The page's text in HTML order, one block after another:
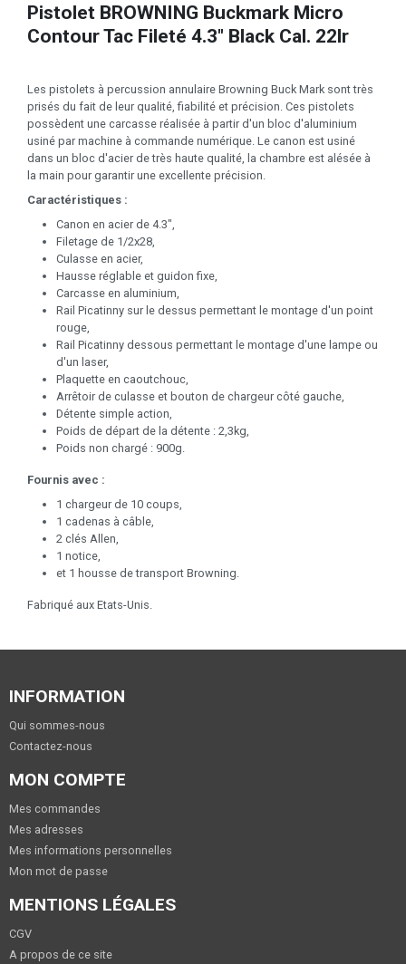
Pistolet BROWNING Buckmark Micro
Contour Tac Fileté 4.3" Black Cal. 22lr
Les pistolets à percussion annulaire Browning Buck Mark sont très
prisés du fait de leur qualité, fiabilité et précision. Ces pistolets
possèdent une carcasse réalisée à partir d'un bloc d'aluminium
usiné par machine à commande numérique. Le canon est usiné
dans un bloc d'acier de très haute qualité, la chambre est alésée à
la main pour garantir une excellente précision.
Caractéristiques :
Canon en acier de 4.3",
Filetage de 1/2x28,
Culasse en acier,
Hausse réglable et guidon fixe,
Carcasse en aluminium,
Rail Picatinny sur le dessus permettant le montage d'un point
rouge,
Rail Picatinny dessous permettant le montage d'une lampe ou
d'un laser,
Plaquette en caoutchouc,
Arrêtoir de culasse et bouton de chargeur côté gauche,
Détente simple action,
Poids de départ de la détente : 2,3kg,
Poids non chargé : 900g.
Fournis avec :
1 chargeur de 10 coups,
1 cadenas à câble,
2 clés Allen,
1 notice,
et 1 housse de transport Browning.
Fabriqué aux Etats-Unis.
INFORMATION
Qui sommes-nous
Contactez-nous
MON COMPTE
Mes commandes
Mes adresses
Mes informations personnelles
Mon mot de passe
MENTIONS LÉGALES
CGV
A propos de ce site